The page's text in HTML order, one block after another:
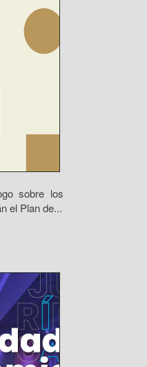
sobre los
el Plan de...